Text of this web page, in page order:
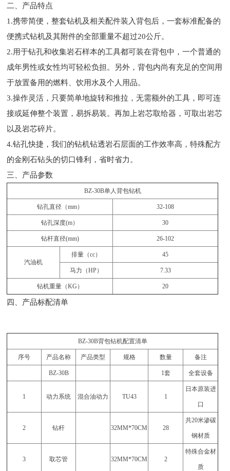
二、产品特点
1.携带简便，整套钻机及相关配件装入背包后，一套标准配备的
便携式钻机及其附件的全部重量不超过20公斤。
2.用于钻孔和收集岩石样本的工具都可装在背包中，一个普通的
成年男性或女性均可轻松负担。另外，背包内尚有充足的空间用
于放置备用的燃料、饮用水及个人用品。
3.操作灵活，只要简单地旋转和推拉，无需额外的工具，即可连
接或延伸整个装置，易拆易装。再加上岩芯取给器，可取出岩芯
以及岩芯碎片。
4.钻孔快捷，我们的钻机钻透岩石层面的工作效率高，特殊配方
的金刚石钻头的切口锋利，省时省力。
三、产品参数
BZ-30B单人背包钻机
钻孔直径（mm） 32-108
钻孔深度(m） 30
钻杆直径(mm) 26-102
汽油机
排量（cc） 45
马力（HP） 7.33
钻机重量（KG） 20
四、产品标配清单
BZ-30B背包钻机配置清单
序号 产品名称 产品类型 规格 数量 备注
BZ-30B 1套 全套设备
1 动力系统 混合油动力 TU43 1
日本原装进
口
2 钻杆 32MM*70CM 28
共20米渗碳
钢材质
3 取芯管 32MM*70CM 2
特殊合金材
质